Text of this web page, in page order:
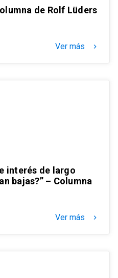
de Rolf Lüders
Ver más keyboard_arrow_right
interés de largo
bajas?” – Columna
Ver más keyboard_arrow_right